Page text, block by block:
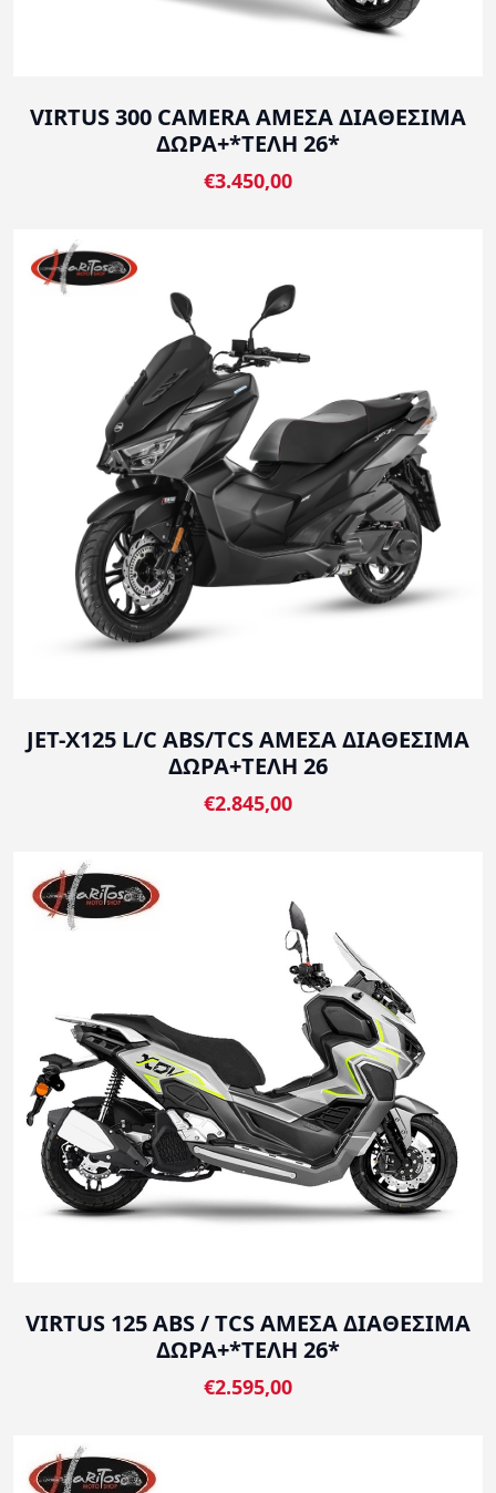
VIRTUS 300 CAMERA ΑΜΕΣΑ ΔΙΑΘΕΣΙΜΑ
ΔΩΡΑ+*ΤΕΛΗ 26*
€3.450,00
JET-X125 L/C ABS/TCS ΑΜΕΣΑ ΔΙΑΘΕΣΙΜΑ
ΔΩΡΑ+ΤΕΛΗ 26
€2.845,00
VIRTUS 125 ABS / TCS ΑΜΕΣΑ ΔΙΑΘΕΣΙΜΑ
ΔΩΡΑ+*ΤΕΛΗ 26*
€2.595,00